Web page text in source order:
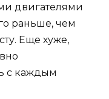
двигателями
раньше, чем
Еще хуже,
с каждым